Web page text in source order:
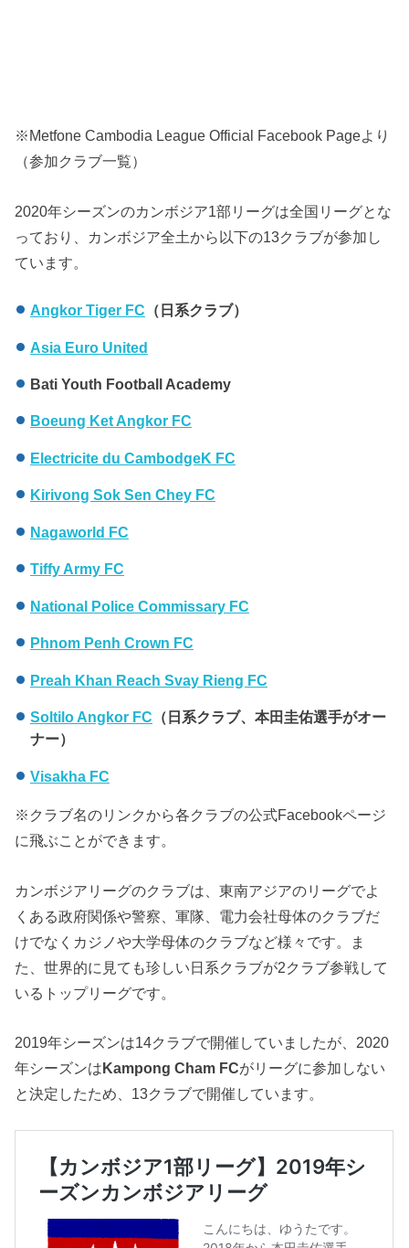
※Metfone Cambodia League Official Facebook Pageより
（参加クラブ一覧）
2020年シーズンのカンボジア1部リーグは全国リーグとな
っており、カンボジア全土から以下の13クラブが参加し
ています。
Angkor Tiger FC （日系クラブ）
Asia Euro United
Bati Youth Football Academy
Boeung Ket Angkor FC
Electricite du CambodgeK FC
Kirivong Sok Sen Chey FC
Nagaworld FC
Tiffy Army FC
National Police Commissary FC
Phnom Penh Crown FC
Preah Khan Reach Svay Rieng FC
Soltilo Angkor FC （日系クラブ、本田圭佑選手がオー
ナー）
Visakha FC
※クラブ名のリンクから各クラブの公式Facebookページ
に飛ぶことができます。
カンボジアリーグのクラブは、東南アジアのリーグでよ
くある政府関係や警察、軍隊、電力会社母体のクラブだ
けでなくカジノや大学母体のクラブなど様々です。ま
た、世界的に見ても珍しい日系クラブが2クラブ参戦して
いるトップリーグです。
2019年シーズンは14クラブで開催していましたが、2020
年シーズンはKampong Cham FCがリーグに参加しない
と決定したため、13クラブで開催しています。